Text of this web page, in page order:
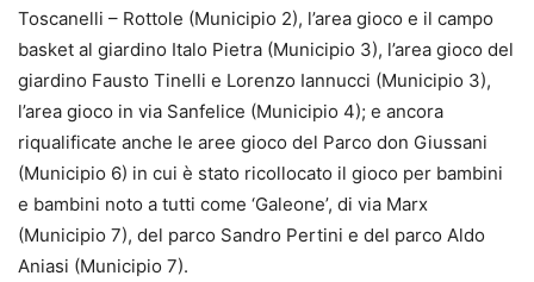
Toscanelli – Rottole (Municipio 2), l’area gioco e il campo
basket al giardino Italo Pietra (Municipio 3), l’area gioco del
giardino Fausto Tinelli e Lorenzo Iannucci (Municipio 3),
l’area gioco in via Sanfelice (Municipio 4); e ancora
riqualificate anche le aree gioco del Parco don Giussani
(Municipio 6) in cui è stato ricollocato il gioco per bambini
e bambini noto a tutti come ‘Galeone’, di via Marx
(Municipio 7), del parco Sandro Pertini e del parco Aldo
Aniasi (Municipio 7).